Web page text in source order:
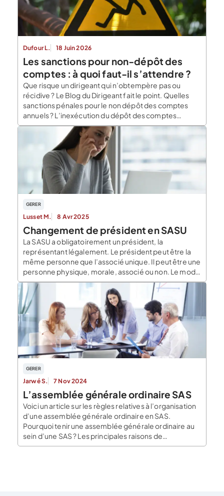
Dufour L. 18 Juin 2026
Les sanctions pour non-dépôt des
comptes : à quoi faut-il s’attendre ?
Que risque un dirigeant qui n’obtempère pas ou
récidive ? Le Blog du Dirigeant fait le point. Quelles
sanctions pénales pour le non dépôt des comptes
annuels ? L’inexécution du dépôt des comptes
annuels et des documents connexes au greffe est
punie d’une amende de 1 500 € et de 3 000 € en cas
de récidive. Le délai […]
GERER
Lusset M. 8 Avr 2025
Changement de président en SASU
La SASU a obligatoirement un président, la
représentant légalement. Le président peut être la
même personne que l’associé unique. Il peut être une
personne physique, morale, associé ou non. Le mode
de fonctionnement de son poste est défini par les
statuts de la société. Si d’autres organes de direction
peuvent être mis en place cette […]
GERER
Jarwé S. 7 Nov 2024
L’assemblée générale ordinaire SAS
Voici un article sur les règles relatives à l’organisation
d’une assemblée générale ordinaire en SAS.
Pourquoi tenir une assemblée générale ordinaire au
sein d’une SAS ? Les principales raisons de
l’organisation d’une AGO dans une SAS sont en